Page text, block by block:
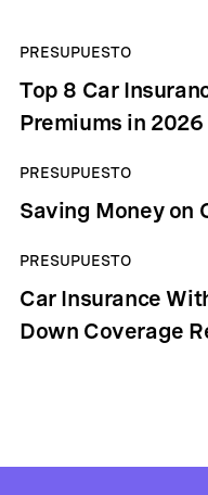
PRESUPUESTO
Top 8 Car
Premiums in 2026
PRESUPUESTO
Saving Money on
PRESUPUESTO
Car Insurance
Down Coverage